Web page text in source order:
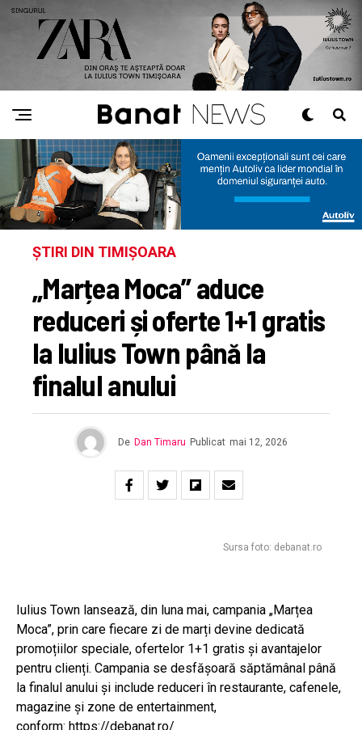
ȘTIRI DIN TIMIȘOARA
„Marțea Moca” aduce
reduceri și oferte 1+1 gratis
la Iulius Town până la
finalul anului
De Dan Timaru Publicat mai 12, 2026
Sursa foto: debanat.ro
Iulius Town lansează, din luna mai, campania „Marțea
Moca”, prin care fiecare zi de marți devine dedicată
promoțiilor speciale, ofertelor 1+1 gratis și avantajelor
pentru clienți. Campania se desfășoară săptămânal până
la finalul anului și include reduceri în restaurante, cafenele,
magazine și zone de entertainment,
conform: https://debanat.ro/